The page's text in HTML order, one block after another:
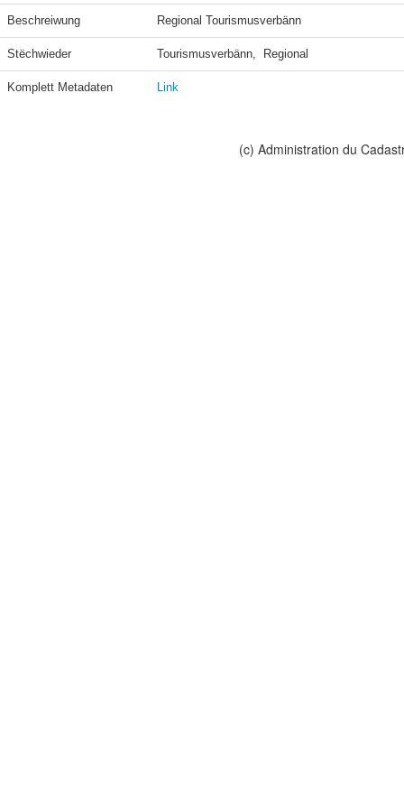
Beschreiwung Regional Tourismusverbänn
Stëchwieder Tourismusverbänn,  Regional
Komplett Metadaten Link
(c) Administration du